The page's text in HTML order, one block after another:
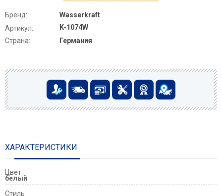
Бренд:
Wasserkraft
Артикул:
K-1074W
Страна:
Германия
ХАРАКТЕРИСТИКИ
Цвет
белый
Стиль